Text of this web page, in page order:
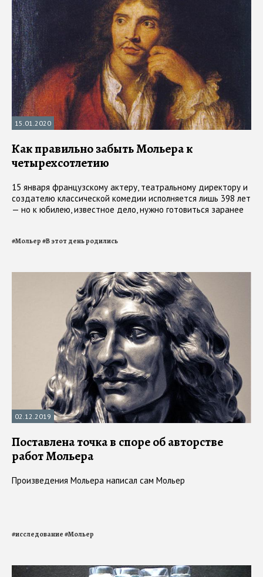
15.01.2020
Как правильно забыть Мольера к
четырехсотлетию
15 января французскому актеру, театральному директору и
создателю классической комедии исполняется лишь 398 лет
— но к юбилею, известное дело, нужно готовиться заранее
#Мольер#В этот день родились
02.12.2019
Поставлена точка в споре об авторстве
работ Мольера
Произведения Мольера написал сам Мольер
#исследование#Мольер